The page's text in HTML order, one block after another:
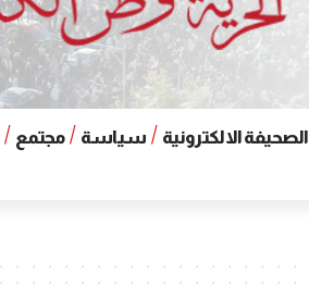
الصحيفة الالكترونية سياسة مجتمع